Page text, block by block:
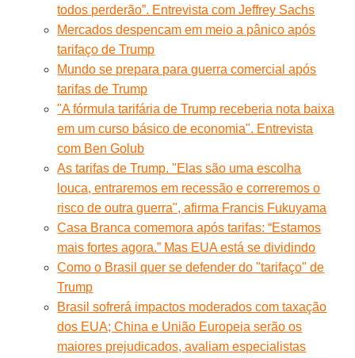
todos perderão”. Entrevista com Jeffrey Sachs
Mercados despencam em meio a pânico após
tarifaço de Trump
Mundo se prepara para guerra comercial após
tarifas de Trump
"A fórmula tarifária de Trump receberia nota baixa
em um curso básico de economia". Entrevista
com Ben Golub
As tarifas de Trump. "Elas são uma escolha
louca, entraremos em recessão e correremos o
risco de outra guerra", afirma Francis Fukuyama
Casa Branca comemora após tarifas: “Estamos
mais fortes agora.” Mas EUA está se dividindo
Como o Brasil quer se defender do "tarifaço" de
Trump
Brasil sofrerá impactos moderados com taxação
dos EUA; China e União Europeia serão os
maiores prejudicados, avaliam especialistas